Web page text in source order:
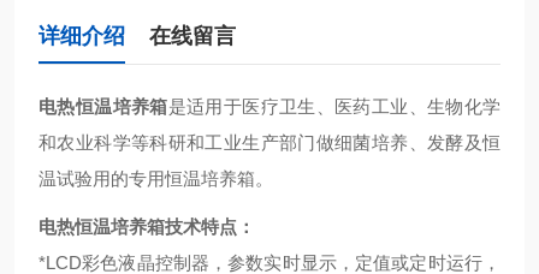
详细介绍 在线留言
电热恒温培养箱是适用于医疗卫生、医药工业、生物化学
和农业科学等科研和工业生产部门做细菌培养、发酵及恒
温试验用的专用恒温培养箱。
电热恒温培养箱技术特点：
*LCD彩色液晶控制器，参数实时显示，定值或定时运行，